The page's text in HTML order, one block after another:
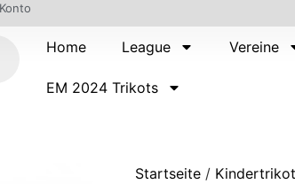
Home League Vereine
EM 2024 Trikots
Startseite /